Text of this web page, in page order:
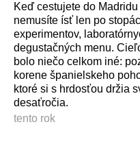
Keď cestujete do
nemusíte ísť len po
experimentov,
degustačných menu.
bolo niečo celkom iné:
korene španielskeho
ktoré si s hrdosťou držia
desaťročia.
tento rok